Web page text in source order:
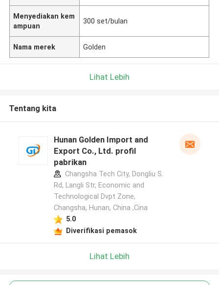
Menyediakan kem
ampuan
300 set/bulan
Nama merek Golden
Lihat Lebih
Tentang kita
Hunan Golden Import and
Export Co., Ltd. profil
pabrikan
Changsha Tech City, Dongliu S.
Rd, Langli Str, Economic and
Technological Dvpt Zone,
Changsha, Hunan, China ,Cina
5.0
Diverifikasi pemasok
Lihat Lebih